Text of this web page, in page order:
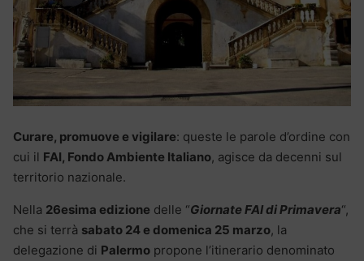
Curare, promuove e vigilare: queste le parole d’ordine con
cui il FAI, Fondo Ambiente Italiano, agisce da decenni sul
territorio nazionale.
Nella 26esima edizione delle “Giornate FAI di Primavera“,
che si terrà sabato 24 e domenica 25 marzo, la
delegazione di Palermo propone l’itinerario denominato